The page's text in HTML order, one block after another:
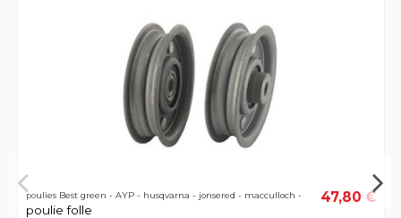
poulies Best green - AYP - husqvarna - jonsered - macculloch -
poulie folle
47,80 €